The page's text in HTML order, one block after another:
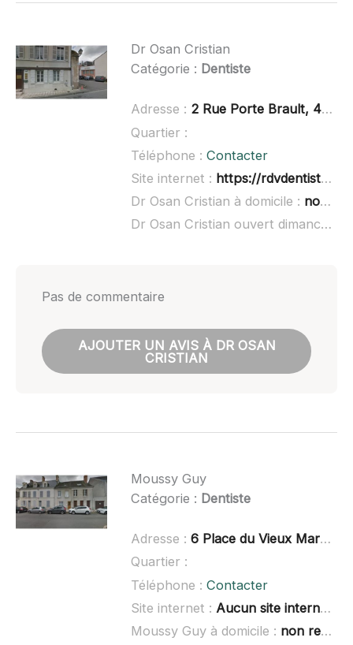
Dr Osan Cristian
Catégorie : Dentiste
Adresse : 2 Rue Porte Brault, 41200 Romorantin-Lanthenay
Quartier :
Téléphone : Contacter
Site internet : https://rdvdentiste.net/romorantin-lanthenay/marin-cristian-osan-bumba.html
Dr Osan Cristian à domicile : non renseigné
Dr Osan Cristian ouvert dimanche :
Pas de commentaire
AJOUTER UN AVIS À DR OSAN
CRISTIAN
Moussy Guy
Catégorie : Dentiste
Adresse : 6 Place du Vieux Marché, 41200 Romorantin-Lanthenay
Quartier :
Téléphone : Contacter
Site internet : Aucun site internet connu
Moussy Guy à domicile : non renseigné